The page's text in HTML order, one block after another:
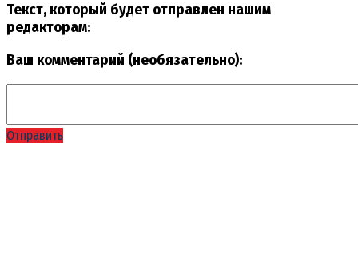
Текст, который будет отправлен нашим
редакторам:
Ваш комментарий (необязательно):
Отправить